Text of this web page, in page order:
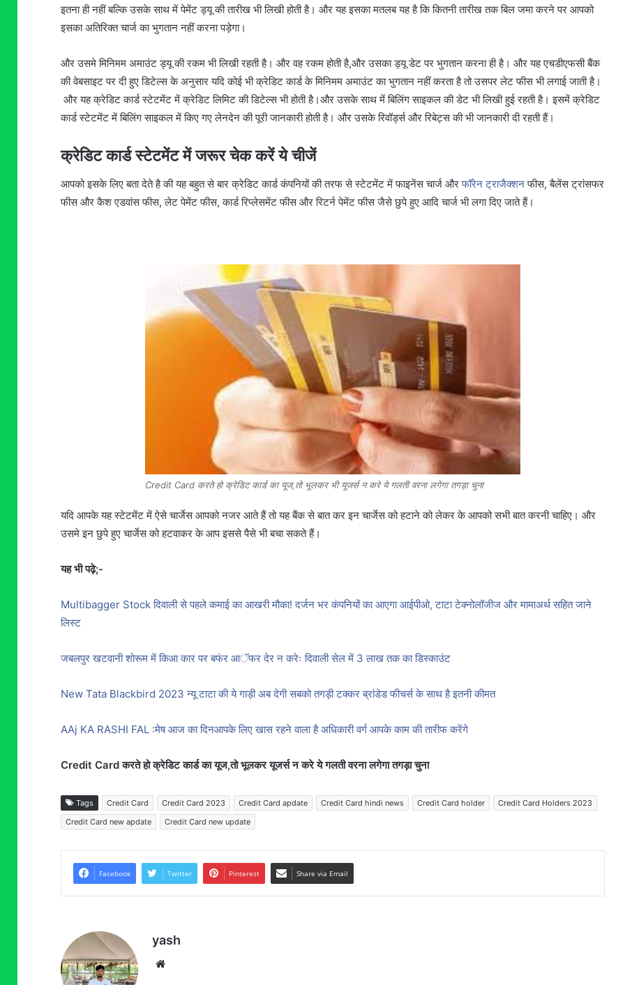
इतना ही नहीं बल्कि उसके साथ में पेमेंट ड्यू की तारीख भी लिखी होती है। और यह इसका मतलब यह है कि कितनी तारीख तक बिल जमा करने पर आपको
इसका अतिरिक्त चार्ज का भुगतान नहीं करना पड़ेगा।
और उसमे मिनिमम अमाउंट ड्यू की रकम भी लिखी रहती है। और वह रकम होती है,और उसका ड्यू डेट पर भुगतान करना ही है। और यह एचडीएफसी बैंक
की वेबसाइट पर दी हुए डिटेल्स के अनुसार यदि कोई भी क्रेडिट कार्ड के मिनिमम अमाउंट का भुगतान नहीं करता है तो उसपर लेट फीस भी लगाई जाती है।
और यह क्रेडिट कार्ड स्टेटमेंट में क्रेडिट लिमिट की डिटेल्स भी होती है।और उसके साथ में बिलिंग साइकल की डेट भी लिखी हुई रहती है। इसमें क्रेडिट
कार्ड स्टेटमेंट में बिलिंग साइकल में किए गए लेनदेन की पूरी जानकारी होती है। और उसके रिवॉर्ड्स और रिबेट्स की भी जानकारी दी रहती हैं।
क्रेडिट कार्ड स्टेटमेंट में जरूर चेक करें ये चीजें
आपको इसके लिए बता देते है की यह बहुत से बार क्रेडिट कार्ड कंपनियों की तरफ से स्टेटमेंट में फाइनेंस चार्ज औरफॉरेन ट्राजैक्शनफीस, बैलेंस ट्रांसफर
फीस और कैश एडवांस फीस, लेट पेमेंट फीस, कार्ड रिप्लेसमेंट फीस और रिटर्न पेमेंट फीस जैसे छुपे हुए आदि चार्ज भी लगा दिए जाते हैं।
Credit Card करते हो क्रेडिट कार्ड का यूज,तो भूलकर भी यूजर्स न करे ये गलती वरना लगेगा तगड़ा चुना
यदि आपके यह स्टेटमेंट में ऐसे चार्जेस आपको नजर आते हैं तो यह बैंक से बात कर इन चार्जेस को हटाने को लेकर के आपको सभी बात करनी चाहिए। और
उसमे इन छुपे हुए चार्जेस को हटवाकर के आप इससे पैसे भी बचा सकते हैं।
यह भी पढ़े;-
Multibagger Stock दिवाली से पहले कमाई का आखरी मौका! दर्जन भर कंपनियों का आएगा आईपीओ, टाटा टेक्नोलॉजीज और मामाअर्थ सहित जाने
लिस्ट
जबलपुर खटवानी शोरूम में किआ कार पर बफंर आॅफर देर न करेः दिवाली सेल में 3 लाख तक का डिस्काउंट
New Tata Blackbird 2023 न्यू टाटा की ये गाड़ी अब देगी सबको तगड़ी टक्कर ब्रांडेड फीचर्स के साथ है इतनी कीमत
AAj KA RASHI FAL :मेष आज का दिनआपके लिए खास रहने वाला है अधिकारी वर्ग आपके काम की तारीफ करेंगे
Credit Card करते हो क्रेडिट कार्ड का यूज,तो भूलकर यूजर्स न करे ये गलती वरना लगेगा तगड़ा चुना
Tags Credit Card Credit Card 2023 Credit Card apdate Credit Card hindi news Credit Card holder
Credit Card Holders 2023
Credit Card new apdate
Credit Card new update
Facebook Twitter Pinterest Share via Email
yash
Website